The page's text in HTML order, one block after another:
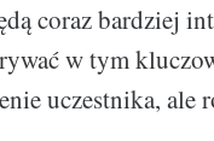
coraz bardziej
w tym
uczestnika, ale